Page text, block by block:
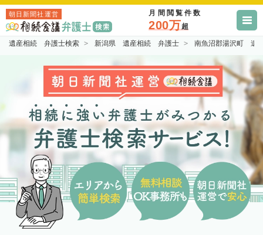
朝日新聞社運営 月間閲覧件数
200万超
遺産相続 弁護士検索 新潟県 遺産相続 弁護士 南魚沼郡湯沢町 遺